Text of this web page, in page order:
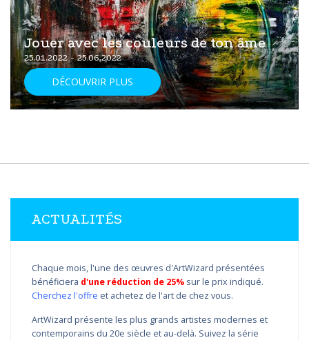
Jouer avec les couleurs de ton âme
25.01.2022 - 25.06.2022
DÉCOUVRIR PLUS
ACTUALITÉS
Chaque mois, l'une des œuvres d'ArtWizard présentées
bénéficiera d'une réduction de 25% sur le prix indiqué.
Cherchez l'offre et achetez de l'art de chez vous.
ArtWizard présente les plus grands artistes modernes et
contemporains du 20e siècle et au-delà. Suivez la série